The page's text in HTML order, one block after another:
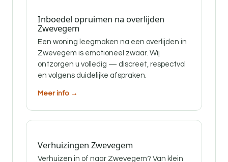
Inboedel opruimen na overlijden
Zwevegem
Een woning leegmaken na een overlijden in
Zwevegem is emotioneel zwaar. Wij
ontzorgen u volledig — discreet, respectvol
en volgens duidelijke afspraken.
Meer info →
Verhuizingen Zwevegem
Verhuizen in of naar Zwevegem? Van klein